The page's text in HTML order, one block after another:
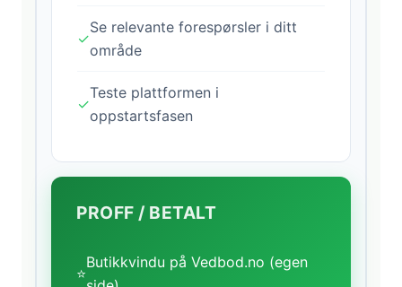
✓
Se relevante forespørsler i ditt
område
✓
Teste plattformen i
oppstartsfasen
PROFF / BETALT
⭐
Butikkvindu på Vedbod.no (egen